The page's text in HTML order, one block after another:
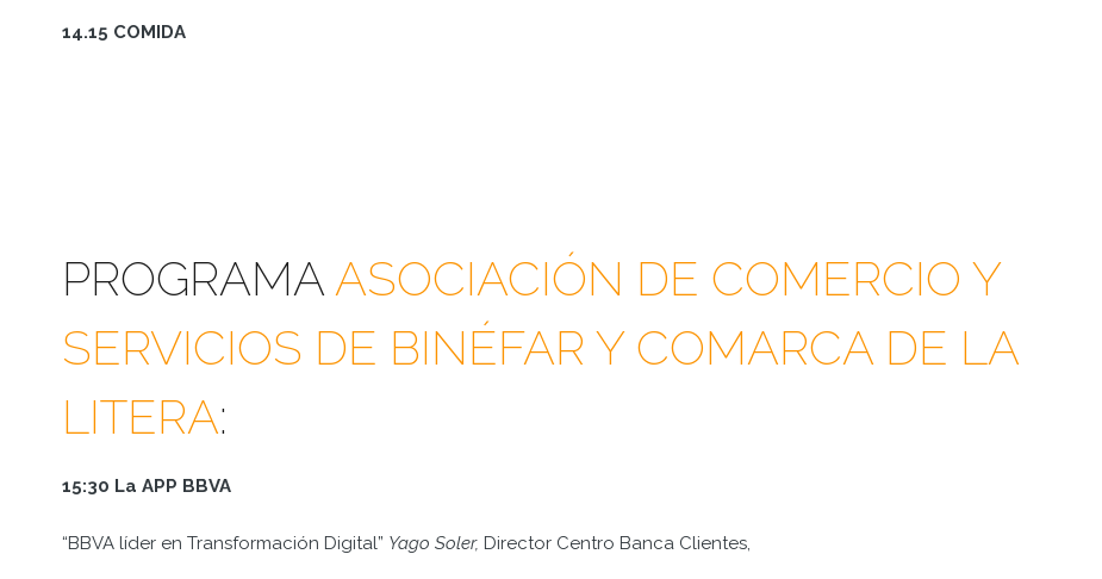
14.15 COMIDA
PROGRAMA ASOCIACIÓN DE COMERCIO Y
SERVICIOS DE BINÉFAR Y COMARCA DE LA
LITERA:
15:30 La APP BBVA
“BBVA líder en Transformación Digital” Yago Soler, Director Centro Banca Clientes,